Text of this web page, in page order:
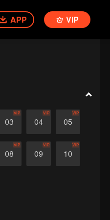
APP VIP
03
VIP
04
VIP
05
VIP
08
VIP
09
VIP
10
VIP